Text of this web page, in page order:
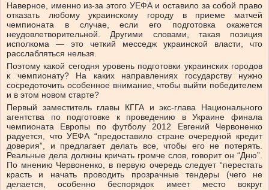
Наверное, именно из-за этого УЕФА и оставило за собой право
отказать любому украинскому городу в приеме матчей
чемпионата в случае, если его подготовка окажется
неудовлетворительной. Другими словами, такая позиция
исполкома — это четкий месседж украинской власти, что
расслабляться нельзя.
Поэтому какой сегодня уровень подготовки украинских городов
к чемпионату? На каких направлениях государству нужно
сосредоточить особенное внимание, чтобы выйти победителем
и в этом новом старте?
Первый заместитель главы КГГА и экс-глава Национального
агентства по подготовке к проведению в Украине финала
чемпионата Европы по футболу 2012 Евгений Червоненко
радуется, что УЕФА “предоставило стране очередной кредит
доверия”, и предлагает делать все, чтобы его не потерять.
Реальные дела должны кричать громче слов, говорит он “Дню”.
По мнению Червоненко, в первую очередь следует “перестать
красть и начать проводить прозрачные тендеры (чего не
делается, особенно беспорядок имеет место вокруг